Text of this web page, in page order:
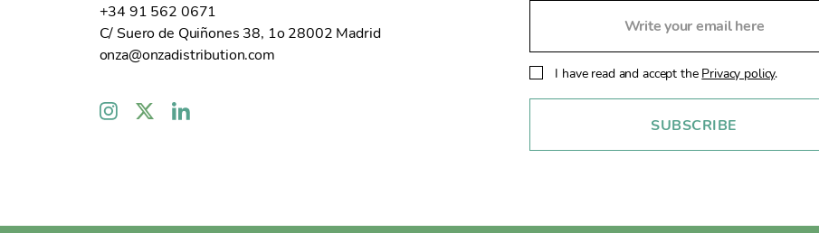
+34 91 562 0671
C/ Suero de Quiñones 38, 1o 28002 Madrid
onza@onzadistribution.com
I have read and accept the Privacy policy.